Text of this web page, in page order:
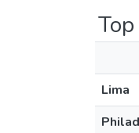
Lima